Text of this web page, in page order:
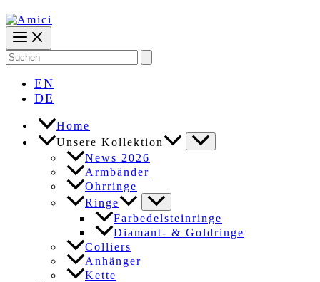
Search
for:
EN
DE
Home
Unsere Kollektion
News 2026
Armbänder
Ohrringe
Ringe
Farbedelsteinringe
Diamant- & Goldringe
Colliers
Anhänger
Kette